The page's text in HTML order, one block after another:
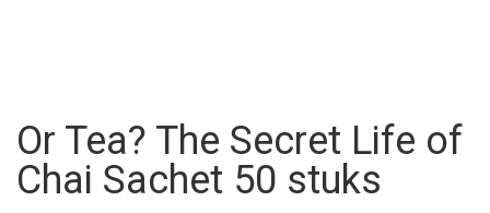
Or Tea? The Secret Life of
Chai Sachet 50 stuks